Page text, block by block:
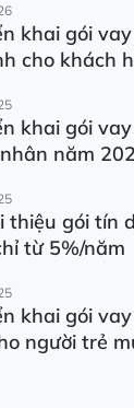
khai gói
cho khách
khai gói
năm
thiệu gói tín
từ 5%/năm
khai gói
người trẻ